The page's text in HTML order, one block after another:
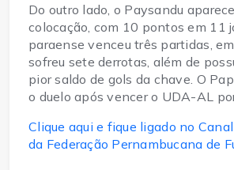
Do outro lado, o Paysandu
colocação, com 10 pontos em 11
paraense venceu três partidas,
sofreu sete derrotas, além de
pior saldo de gols da chave. O
o duelo após vencer o UDA-AL
Clique aqui e fique ligado no
da Federação Pernambucana de